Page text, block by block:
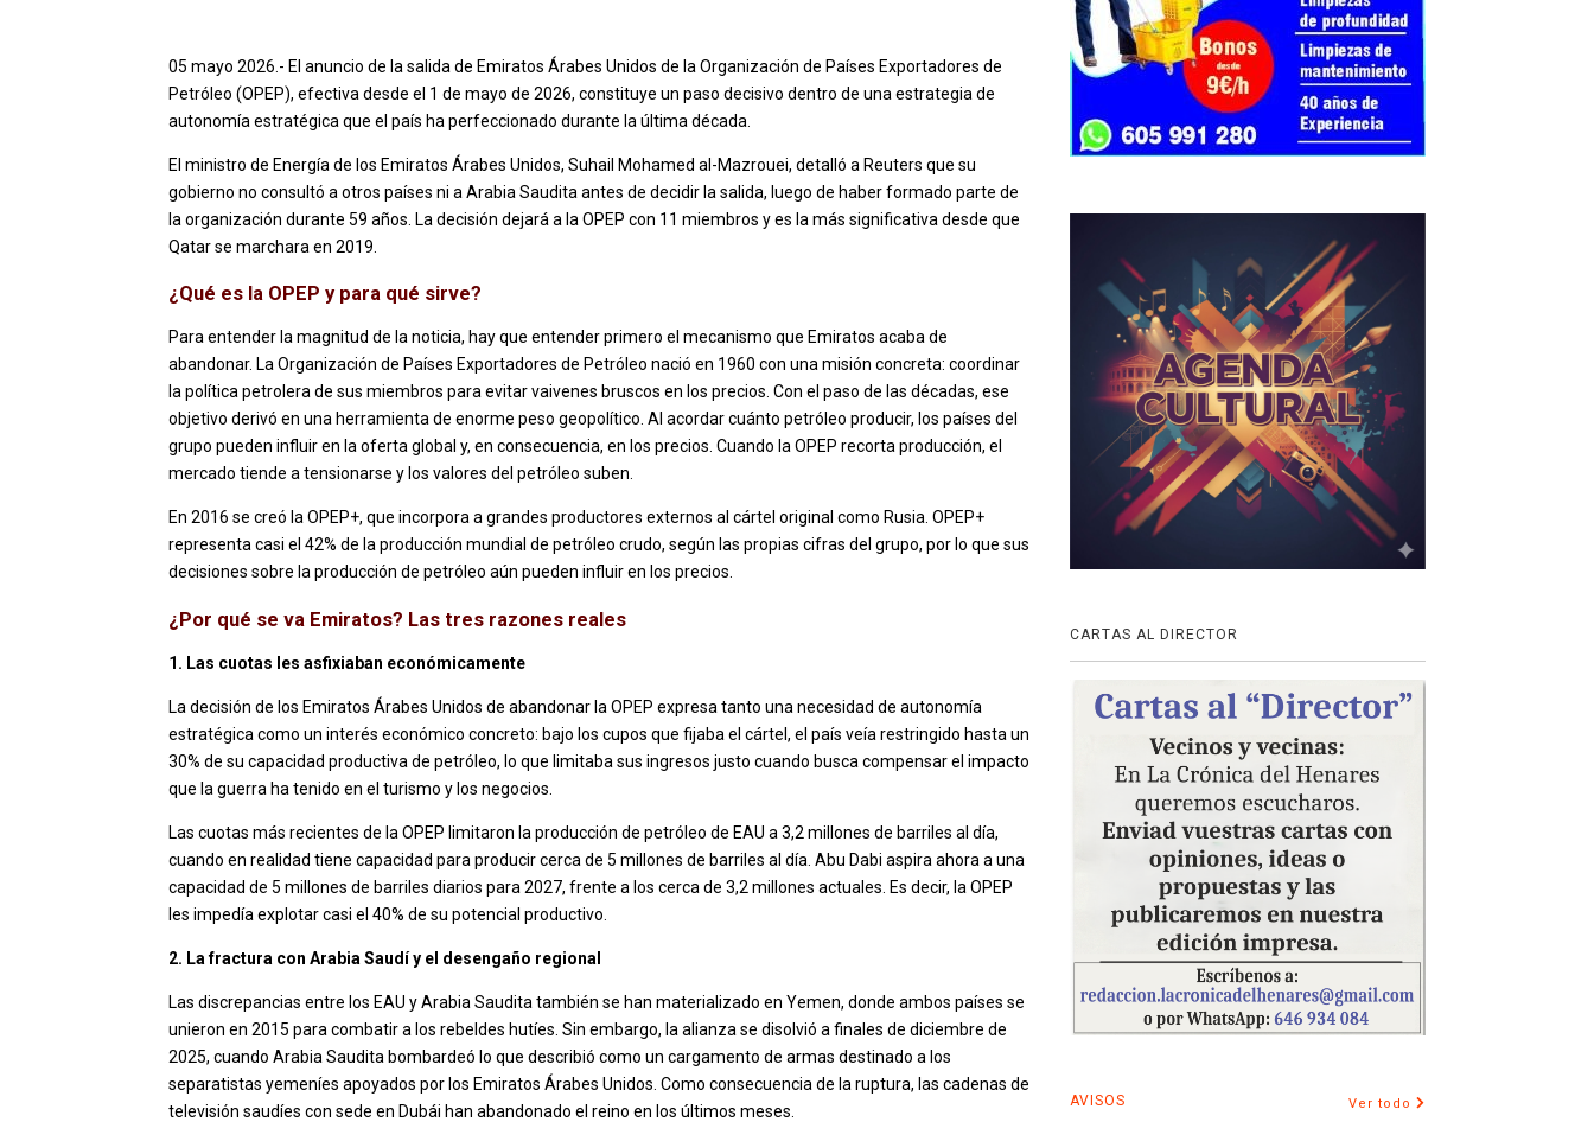
05 mayo 2026.- El anuncio de la salida de Emiratos Árabes Unidos de la Organización de Países Exportadores de
Petróleo (OPEP), efectiva desde el 1 de mayo de 2026, constituye un paso decisivo dentro de una estrategia de
autonomía estratégica que el país ha perfeccionado durante la última década.
El ministro de Energía de los Emiratos Árabes Unidos, Suhail Mohamed al-Mazrouei, detalló a Reuters que su
gobierno no consultó a otros países ni a Arabia Saudita antes de decidir la salida, luego de haber formado parte de
la organización durante 59 años. La decisión dejará a la OPEP con 11 miembros y es la más significativa desde que
Qatar se marchara en 2019.
¿Qué es la OPEP y para qué sirve?
Para entender la magnitud de la noticia, hay que entender primero el mecanismo que Emiratos acaba de
abandonar. La Organización de Países Exportadores de Petróleo nació en 1960 con una misión concreta: coordinar
la política petrolera de sus miembros para evitar vaivenes bruscos en los precios. Con el paso de las décadas, ese
objetivo derivó en una herramienta de enorme peso geopolítico. Al acordar cuánto petróleo producir, los países del
grupo pueden influir en la oferta global y, en consecuencia, en los precios. Cuando la OPEP recorta producción, el
mercado tiende a tensionarse y los valores del petróleo suben.
En 2016 se creó la OPEP+, que incorpora a grandes productores externos al cártel original como Rusia. OPEP+
representa casi el 42% de la producción mundial de petróleo crudo, según las propias cifras del grupo, por lo que sus
decisiones sobre la producción de petróleo aún pueden influir en los precios.
¿Por qué se va Emiratos? Las tres razones reales
1. Las cuotas les asfixiaban económicamente
La decisión de los Emiratos Árabes Unidos de abandonar la OPEP expresa tanto una necesidad de autonomía
estratégica como un interés económico concreto: bajo los cupos que fijaba el cártel, el país veía restringido hasta un
30% de su capacidad productiva de petróleo, lo que limitaba sus ingresos justo cuando busca compensar el impacto
que la guerra ha tenido en el turismo y los negocios.
Las cuotas más recientes de la OPEP limitaron la producción de petróleo de EAU a 3,2 millones de barriles al día,
cuando en realidad tiene capacidad para producir cerca de 5 millones de barriles al día. Abu Dabi aspira ahora a una
capacidad de 5 millones de barriles diarios para 2027, frente a los cerca de 3,2 millones actuales. Es decir, la OPEP
les impedía explotar casi el 40% de su potencial productivo.
2. La fractura con Arabia Saudí y el desengaño regional
Las discrepancias entre los EAU y Arabia Saudita también se han materializado en Yemen, donde ambos países se
unieron en 2015 para combatir a los rebeldes hutíes. Sin embargo, la alianza se disolvió a finales de diciembre de
2025, cuando Arabia Saudita bombardeó lo que describió como un cargamento de armas destinado a los
separatistas yemeníes apoyados por los Emiratos Árabes Unidos. Como consecuencia de la ruptura, las cadenas de
televisión saudíes con sede en Dubái han abandonado el reino en los últimos meses.
CARTAS AL DIRECTOR
AVISOS Ver todo